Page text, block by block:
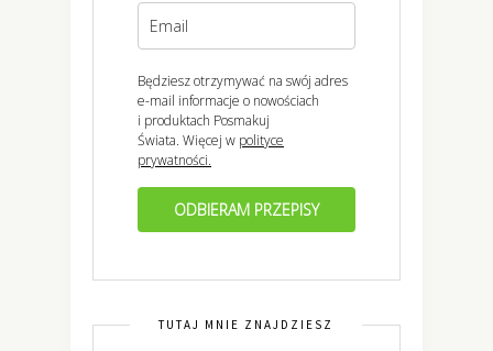
Będziesz otrzymywać na swój adres
e-mail informacje o nowościach
i produktach Posmakuj
Świata. Więcej w polityce
prywatności.
ODBIERAM PRZEPISY
TUTAJ MNIE ZNAJDZIESZ